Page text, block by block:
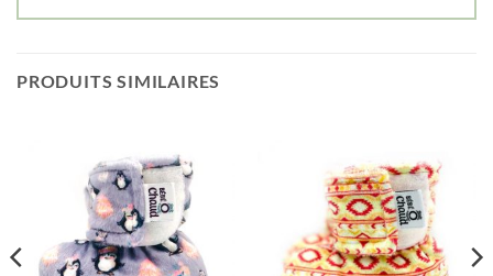
PRODUITS SIMILAIRES